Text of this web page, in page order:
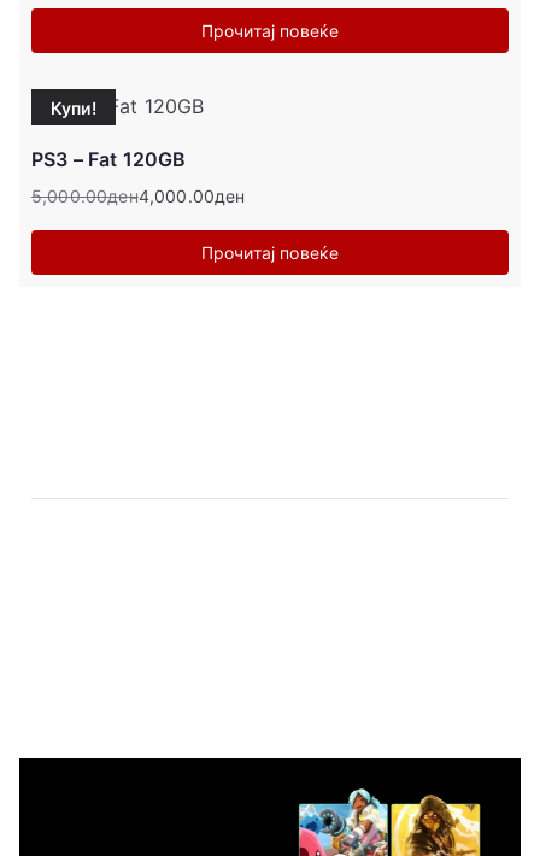
Прочитај повеќе
Купи!
PS3 – Fat 120GB
5,000.00ден4,000.00ден
Прочитај повеќе